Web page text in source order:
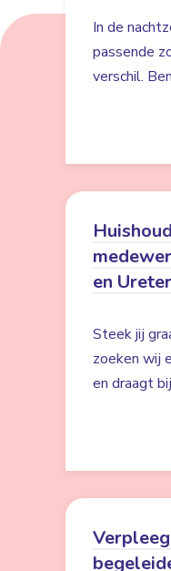
In de
passende
verschil.
en
Steek jij
zoeken wij
en draagt